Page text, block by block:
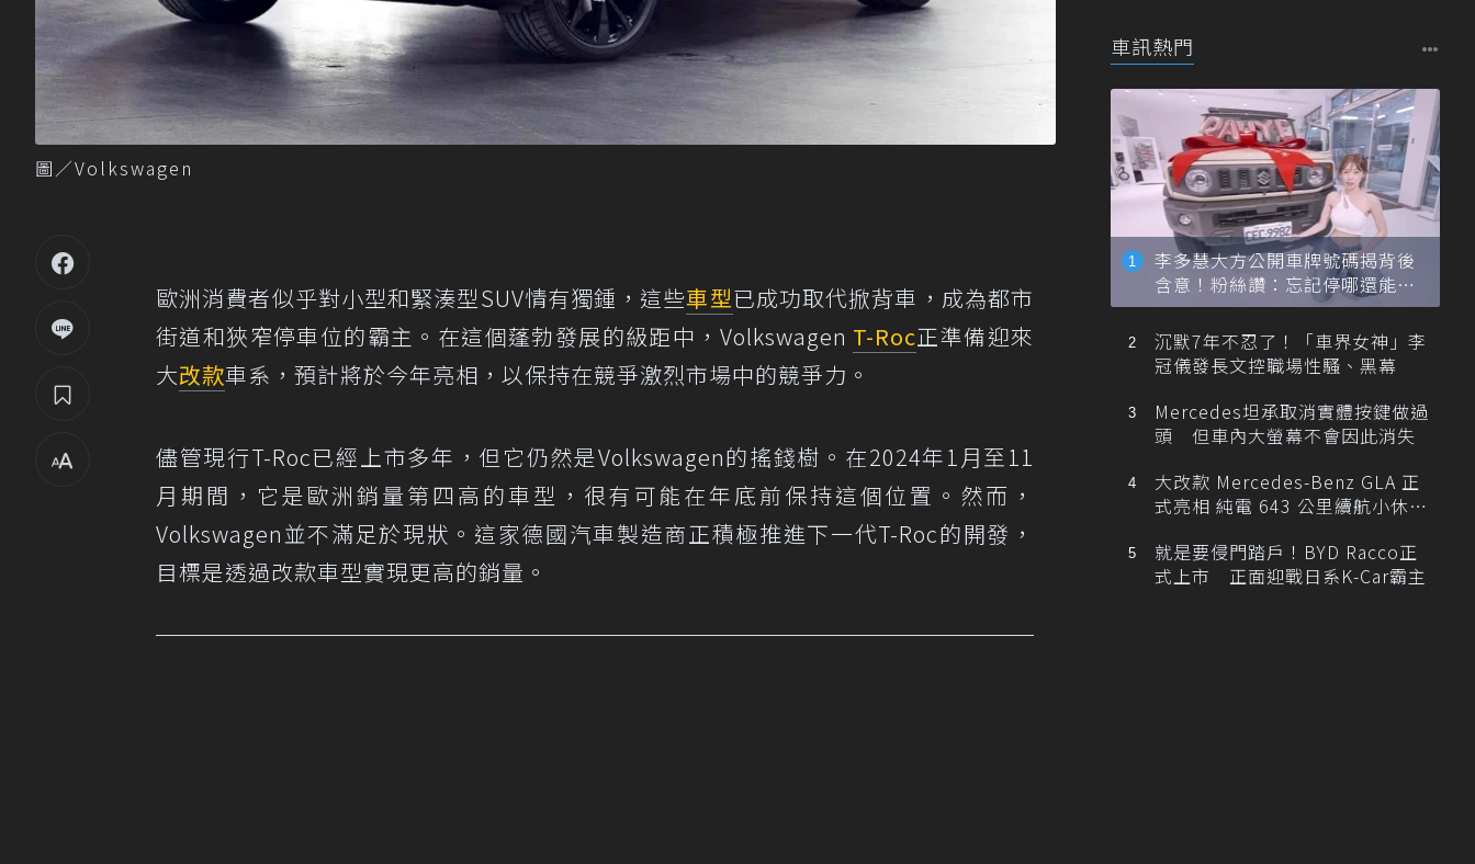
圖／Volkswagen
歐洲消費者似乎對小型和緊湊型SUV情有獨鍾，這些車型已成功取代掀背車，成為都市
街道和狹窄停車位的霸主。在這個蓬勃發展的級距中，Volkswagen T-Roc正準備迎來
大改款車系，預計將於今年亮相，以保持在競爭激烈市場中的競爭力。
儘管現行T-Roc已經上市多年，但它仍然是Volkswagen的搖錢樹。在2024年1月至11
月期間，它是歐洲銷量第四高的車型，很有可能在年底前保持這個位置。然而，
Volkswagen並不滿足於現狀。這家德國汽車製造商正積極推進下一代T-Roc的開發，
目標是透過改款車型實現更高的銷量。
車訊熱門
李多慧大方公開車牌號碼揭背後
含意！粉絲讚：忘記停哪還能幫
忙找車
沉默7年不忍了！「車界女神」李
冠儀發長文控職場性騷、黑幕
Mercedes坦承取消實體按鍵做過
頭 但車內大螢幕不會因此消失
大改款 Mercedes-Benz GLA 正
式亮相 純電 643 公里續航小休
就是要侵門踏戶！BYD Racco正
式上市 正面迎戰日系K-Car霸主